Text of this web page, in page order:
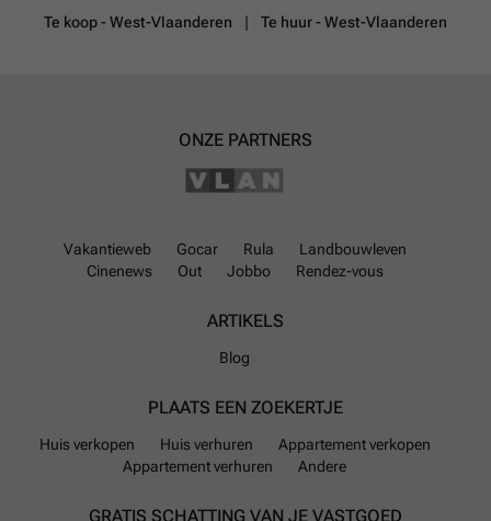
Te koop - West-Vlaanderen
Te huur - West-Vlaanderen
ONZE PARTNERS
Vakantieweb Gocar Rula
Landbouwleven
Cinenews
Out Jobbo Rendez-vous
ARTIKELS
Blog
PLAATS EEN ZOEKERTJE
Huis verkopen Huis verhuren
Appartement verkopen
Appartement verhuren
Andere
GRATIS SCHATTING VAN JE VASTGOED